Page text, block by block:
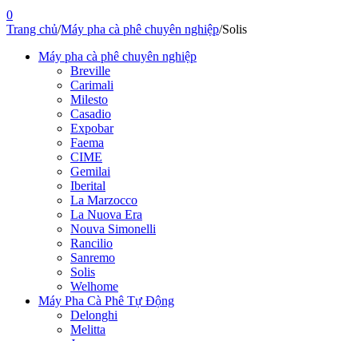
0
Trang chủ/Máy pha cà phê chuyên nghiệp/Solis
Máy pha cà phê chuyên nghiệp
Breville
Carimali
Milesto
Casadio
Expobar
Faema
CIME
Gemilai
Iberital
La Marzocco
La Nuova Era
Nouva Simonelli
Rancilio
Sanremo
Solis
Welhome
Máy Pha Cà Phê Tự Động
Delonghi
Melitta